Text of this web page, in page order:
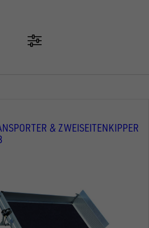
& ZWEISEITENKIPPER